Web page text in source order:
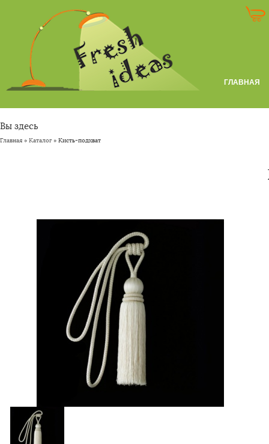
ГЛАВНАЯ
Вы здесь
Главная » Каталог» Кисть-подхват